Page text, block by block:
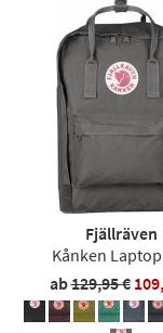
Fjällräven
Kånken Laptop
ab129,95 €